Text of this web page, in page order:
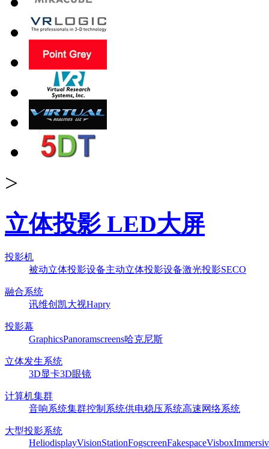
>
立体投影 LED大屏
投影机
被动立体投影设备主动立体投影设备激光投影SECO
融合系统
讯维创凯大视Hapry
投影幕
GraphicsPanoramscreens哈克尼斯
立体发生系统
3D显卡3D眼镜
计算机集群
音响系统集群控制系统供电稳压系统高速网络系统
大型投影系统
HeliodisplayVisionStationFogscreenFakespaceVisbox